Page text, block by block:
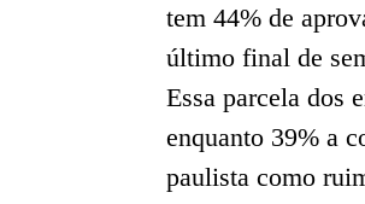
tem 44% de
último final de
Essa parcela dos
enquanto 39% a
paulista como